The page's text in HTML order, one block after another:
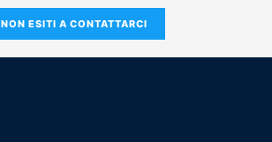
NON ESITI A CONTATTARCI